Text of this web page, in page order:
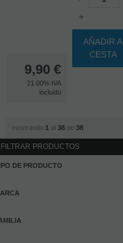
9,90 €
21.00% IVA
incluido
+
AÑADIR A
CESTA
mostrando 1 al 38de 38
FILTRAR PRODUCTOS
DE PRODUCTO